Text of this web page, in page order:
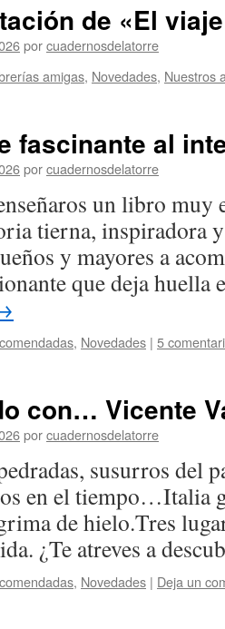
de «El
porcuadernosdelatorre
amigas, Novedades, Nuestros
fascinante al
porcuadernosdelatorre
un libro muy
tierna, inspiradora
y mayores a
que deja
, Novedades | 5
con… Vicente
porcuadernosdelatorre
susurros del
en el tiempo…Italia
de hielo.Tres
¿Te atreves a
, Novedades | Deja un